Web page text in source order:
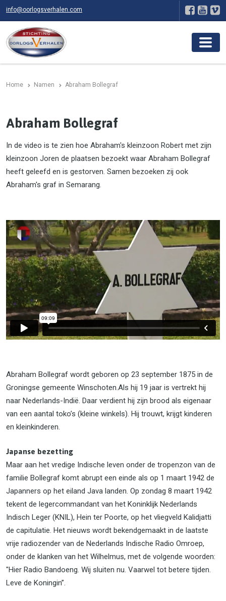
info@oorlogsverhalen.com
Home Namen Abraham Bollegraf
Abraham Bollegraf
In de video is te zien hoe Abraham's klein­zoon Robert met zijn
klein­zoon Joren de plaatsen bezoekt waar Abraham Bollegraf
heeft geleefd en is ge­stor­ven. Samen be­zoe­ken zij ook
Abraham's graf in Semarang.
Abraham Bollegraf wordt geboren op 23 september 1875 in de
Groningse gemeente Winschoten.Als hij 19 jaar is vertrekt hij
naar Nederlands-Indië. Daar verdient hij zijn brood als eigenaar
van een aantal toko’s (kleine winkels). Hij trouwt, krijgt kinderen
en kleinkinderen.
Japanse bezetting
Maar aan het vredige Indische leven onder de tropenzon van de
familie Bollegraf komt abrupt een einde als op 1 maart 1942 de
Japanners op het eiland Java landen. Op zondag 8 maart 1942
tekent de legercommandant van het Koninklijk Nederlands
Indisch Leger (KNIL), Hein ter Poorte, op het vliegveld Kalidjatti
de capitulatie. Het nieuws wordt bekendgemaakt in de laatste
vrije radiozender van de Nederlands Indische Radio Omroep,
onder de klanken van het Wilhelmus, met de volgende woorden:
"Hier Radio Bandoeng. Wij sluiten nu. Vaarwel tot betere tijden.
Leve de Koningin”.